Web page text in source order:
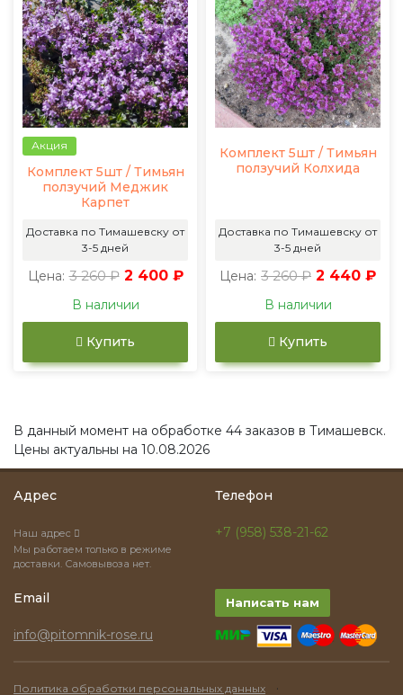
Акция
Комплект 5шт / Тимьян
ползучий Меджик
Карпет
Доставка по Тимашевску от
3-5 дней
Цена: 3 260 ₽ 2 400 ₽
В наличии
Купить
Комплект 5шт / Тимьян
ползучий Колхида
Доставка по Тимашевску от
3-5 дней
Цена: 3 260 ₽ 2 440 ₽
В наличии
Купить
В данный момент на обработке 44 заказов в Тимашевск.
Цены актуальны на 10.08.2026
Адрес
Наш адрес
Мы работаем только в режиме
доставки. Самовывоза нет.
Телефон
+7 (958) 538-21-62
Email
info@pitomnik-rose.ru
Написать нам
Политика обработки персональных данных ·